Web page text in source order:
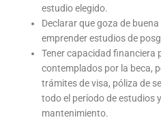
estudio elegido.
Declarar que goza de
emprender estudios de
Tener capacidad financiera
contemplados por la beca,
trámites de visa, póliza de
todo el período de estudios
mantenimiento.